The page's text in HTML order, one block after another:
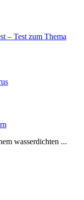
– Test zum Thema
wasserdichten ...